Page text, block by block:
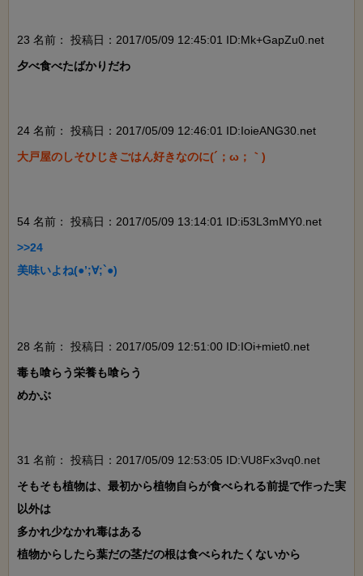
23 名前：
投稿日：2017/05/09 12:45:01 ID:Mk+GapZu0.net
夕べ食べたばかりだわ
24 名前：
投稿日：2017/05/09 12:46:01 ID:IoieANG30.net
大戸屋のしそひじきごはん好きなのに(´；ω；｀)
54 名前：
投稿日：2017/05/09 13:14:01 ID:i53L3mMY0.net
>>24
美味いよね(●’;∀;`●)
28 名前：
投稿日：2017/05/09 12:51:00 ID:IOi+miet0.net
毒も喰らう栄養も喰らう
めかぶ
31 名前：
投稿日：2017/05/09 12:53:05 ID:VU8Fx3vq0.net
そもそも植物は、最初から植物自らが食べられる前提で作った実
以外は
多かれ少なかれ毒はある
植物からしたら葉だの茎だの根は食べられたくないから